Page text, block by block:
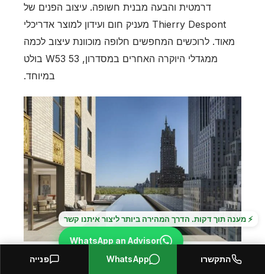
דרמטית והבעה מבנית חשופה. עיצוב הפנים של
Thierry Despont מעניק חום ועידון למוצר אדריכלי
מאוד. לרוכשים המחפשים חלופה מוכוונת עיצוב לכמה
ממגדלי היוקרה האחרים במסדרון, 53 W53 בולט
במיוחד.
Aman New York Residences
⚡ מענה תוך דקות. הדרך המהירה ביותר ליצור איתנו קשר
WhatsApp an Advisor
Prefer to call? +1 646 376 8752 התקשרו WhatsApp פנייה